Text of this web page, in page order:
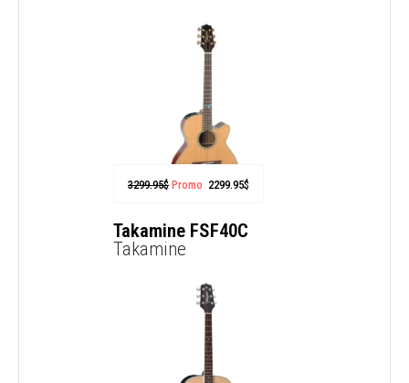
3299.95$ Promo 2299.95$
Takamine FSF40C
Takamine